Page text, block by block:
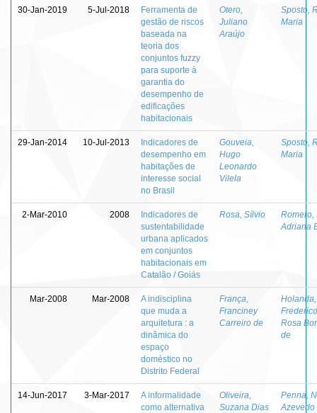
30-Jan-2019 5-Jul-2018
Ferramenta de
gestão de riscos
baseada na
teoria dos
conjuntos fuzzy
para suporte à
garantia do
desempenho de
edificações
habitacionais
Otero,
Juliano
Araújo
Sposto,
Maria
29-Jan-2014 10-Jul-2013
Indicadores de
desempenho em
habitações de
interesse social
no Brasil
Gouveia,
Hugo
Leonardo
Vilela
Sposto,
Maria
2-Mar-2010 2008
Indicadores de
sustentabilidade
urbana aplicados
em conjuntos
habitacionais em
Catalão / Goiás
Rosa, Sílvio
Romero,
Adriana
Mar-2008 Mar-2008
A indisciplina
que muda a
arquitetura : a
dinâmica do
espaço
doméstico no
Distrito Federal
França,
Franciney
Carreiro de
Holanda,
Frederico
Rosa
de
14-Jun-2017 3-Mar-2017
A informalidade
como alternativa
Oliveira,
Suzana Dias
Penna,
Azevedo